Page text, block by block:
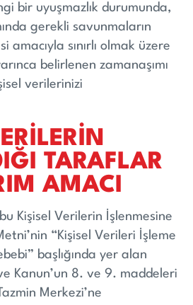
bir uyuşmazlık durumunda,
gerekli savunmaların
amacıyla sınırlı olmak üzere
belirlenen zamanaşımı
verilerinizi
TARAFLAR
AMACI
Kişisel Verilerin İşlenmesine
“Kişisel Verileri İşleme
başlığında yer alan
Kanun’un 8. ve 9. maddeleri
Merkezi’ne